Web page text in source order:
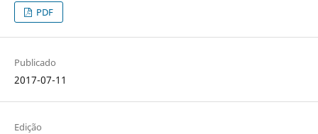
PDF
Publicado
2017-07-11
Edição